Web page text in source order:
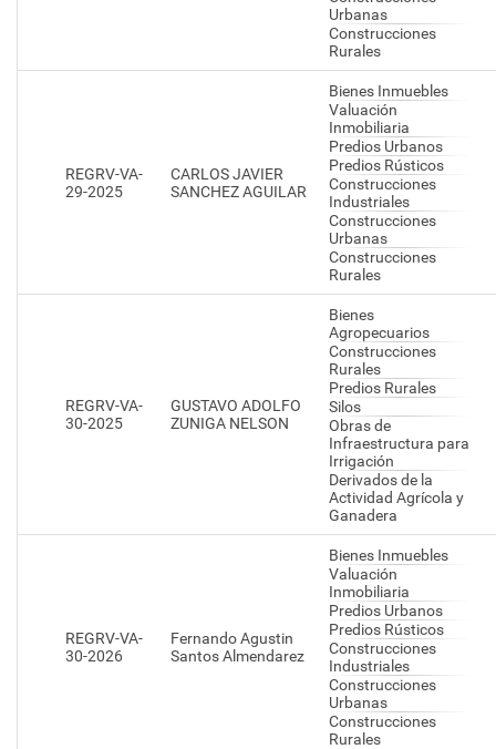
Urbanas
Construcciones
Rurales
REGRV-VA-
29-2025
CARLOS JAVIER
SANCHEZ AGUILAR
Bienes Inmuebles
Valuación
Inmobiliaria
Predios Urbanos
Predios Rústicos
Construcciones
Industriales
Construcciones
Urbanas
Construcciones
Rurales
REGRV-VA-
30-2025
GUSTAVO ADOLFO
ZUNIGA NELSON
Bienes
Agropecuarios
Construcciones
Rurales
Predios Rurales
Silos
Obras de
Infraestructura para
Irrigación
Derivados de la
Actividad Agrícola y
Ganadera
REGRV-VA-
30-2026
Fernando Agustin
Santos Almendarez
Bienes Inmuebles
Valuación
Inmobiliaria
Predios Urbanos
Predios Rústicos
Construcciones
Industriales
Construcciones
Urbanas
Construcciones
Rurales